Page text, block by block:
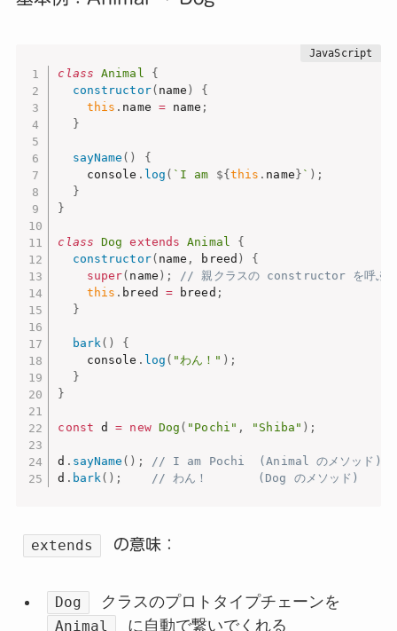
class Animal
{
constructor( name )
{
this . name = name ;
}
sayName ( )
{
    console
. log ( `I am ${ this . name } ` ) ;
}
}
class Dog extends Animal
{
constructor( name , breed )
{
super( name ) ;
// 親クラスの constructor を呼ぶ
this . breed = breed ;
}
bark( )
{
    console
. log ( "わん！" ) ;
}
}
const d = new Dog ( "Pochi" , "Shiba" ) ;
d . sayName ( ) ;
// I am Pochi  (Animal のメソッド)
d . bark( ) ; // わん！       (Dog のメソッド)
extends の意味：
Dog クラスのプロトタイプチェーンを
Animal
に自動で繋いでくれる